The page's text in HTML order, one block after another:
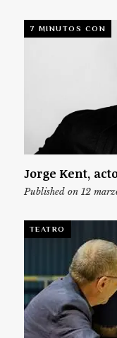
7 MINUTOS CON
Jorge Kent,
Published on 12
TEATRO